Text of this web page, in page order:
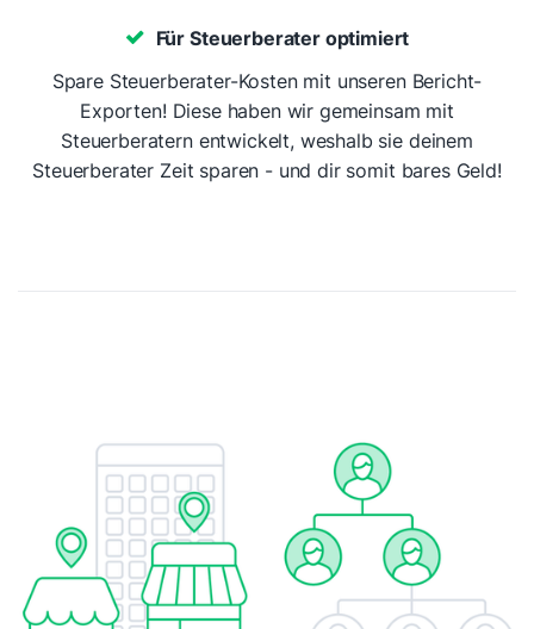
Für Steuerberater optimiert
Spare Steuerberater-Kosten mit unseren Bericht-
Exporten! Diese haben wir gemeinsam mit
Steuerberatern entwickelt, weshalb sie deinem
Steuerberater Zeit sparen - und dir somit bares Geld!